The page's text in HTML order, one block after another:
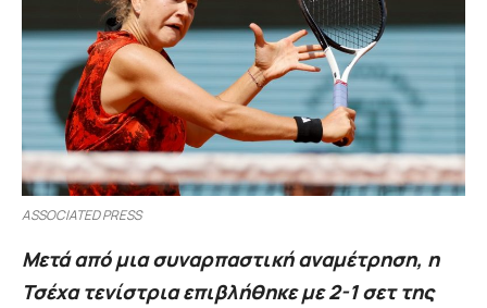
ASSOCIATED PRESS
Μετά από μια συναρπαστική αναμέτρηση, η
Τσέχα τενίστρια επιβλήθηκε με 2-1 σετ της